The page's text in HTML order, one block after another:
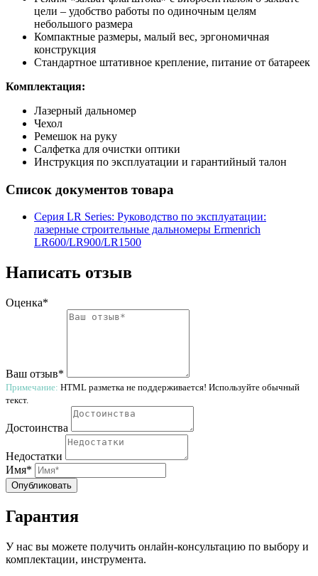
цели – удобство работы по одиночным целям
небольшого размера
Компактные размеры, малый вес, эргономичная
конструкция
Стандартное штативное крепление, питание от батареек
Комплектация:
Лазерный дальномер
Чехол
Ремешок на руку
Салфетка для очистки оптики
Инструкция по эксплуатации и гарантийный талон
Список документов товара
Серия LR Series: Руководство по эксплуатации:
лазерные строительные дальномеры Ermenrich
LR600/LR900/LR1500
Написать отзыв
Оценка*
Ваш отзыв*
Примечание: HTML разметка не поддерживается! Используйте обычный
текст.
Достоинства
Недостатки
Имя*
Опубликовать
Гарантия
У нас вы можете получить онлайн-консультацию по выбору и
комплектации, инструмента.